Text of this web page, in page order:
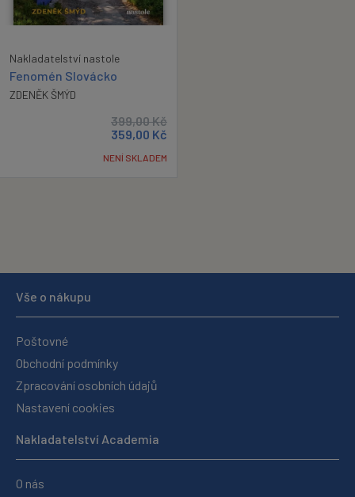
Nakladatelství nastole
Fenomén Slovácko
ZDENĚK ŠMÝD
399,00Kč
359,00 Kč
NENÍ SKLADEM
Vše o nákupu
Poštovné
Obchodní podmínky
Zpracování osobních údajů
Nastavení cookies
Nakladatelství Academia
O nás